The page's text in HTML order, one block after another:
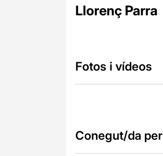
Llorenç Parra
Fotos i vídeos
Conegut/da per